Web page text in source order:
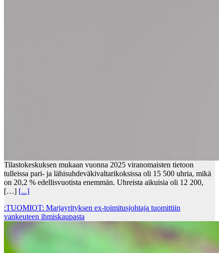
Tilastokeskuksen mukaan vuonna 2025 viranomaisten tietoon
tulleissa pari- ja lähisuhdeväkivaltarikoksissa oli 15 500 uhria, mikä
on 20,2 % edellisvuotista enemmän. Uhreista aikuisia oli 12 200,
[…] [...]
:TUOMIOT: Marjayrityksen ex-toimitusjohtaja tuomittiin
vankeuteen ihmiskaupasta